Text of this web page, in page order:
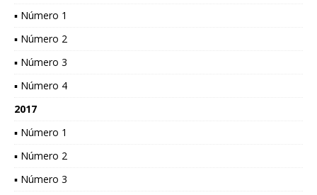
▪ Número 1
▪ Número 2
▪ Número 3
▪ Número 4
2017
▪ Número 1
▪ Número 2
▪ Número 3